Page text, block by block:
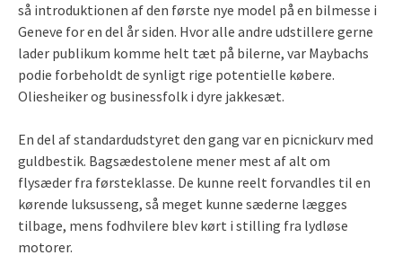
så introduktionen af den første nye model på en bilmesse i
Geneve for en del år siden. Hvor alle andre udstillere gerne
lader publikum komme helt tæt på bilerne, var Maybachs
podie forbeholdt de synligt rige potentielle købere.
Oliesheiker og businessfolk i dyre jakkesæt.
En del af standardudstyret den gang var en picnickurv med
guldbestik. Bagsædestolene mener mest af alt om
flysæder fra førsteklasse. De kunne reelt forvandles til en
kørende luksusseng, så meget kunne sæderne lægges
tilbage, mens fodhvilere blev kørt i stilling fra lydløse
motorer.